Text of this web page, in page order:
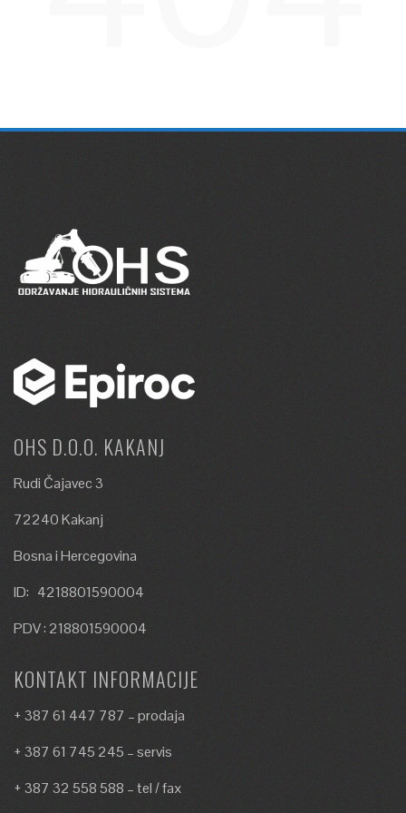
OHS D.O.O. KAKANJ
Rudi Čajavec 3
72240 Kakanj
Bosna i Hercegovina
ID: 4218801590004
PDV : 218801590004
KONTAKT INFORMACIJE
+ 387 61 447 787 – prodaja
+ 387 61 745 245 – servis
+ 387 32 558 588 – tel / fax